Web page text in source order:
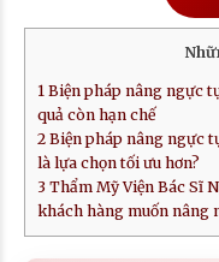
1 Biện pháp nâng ngực
quả còn hạn chế
2 Biện pháp nâng ngực
là lựa chọn tối ưu hơn?
3 Thẩm Mỹ Viện Bác Sĩ
khách hàng muốn nâng